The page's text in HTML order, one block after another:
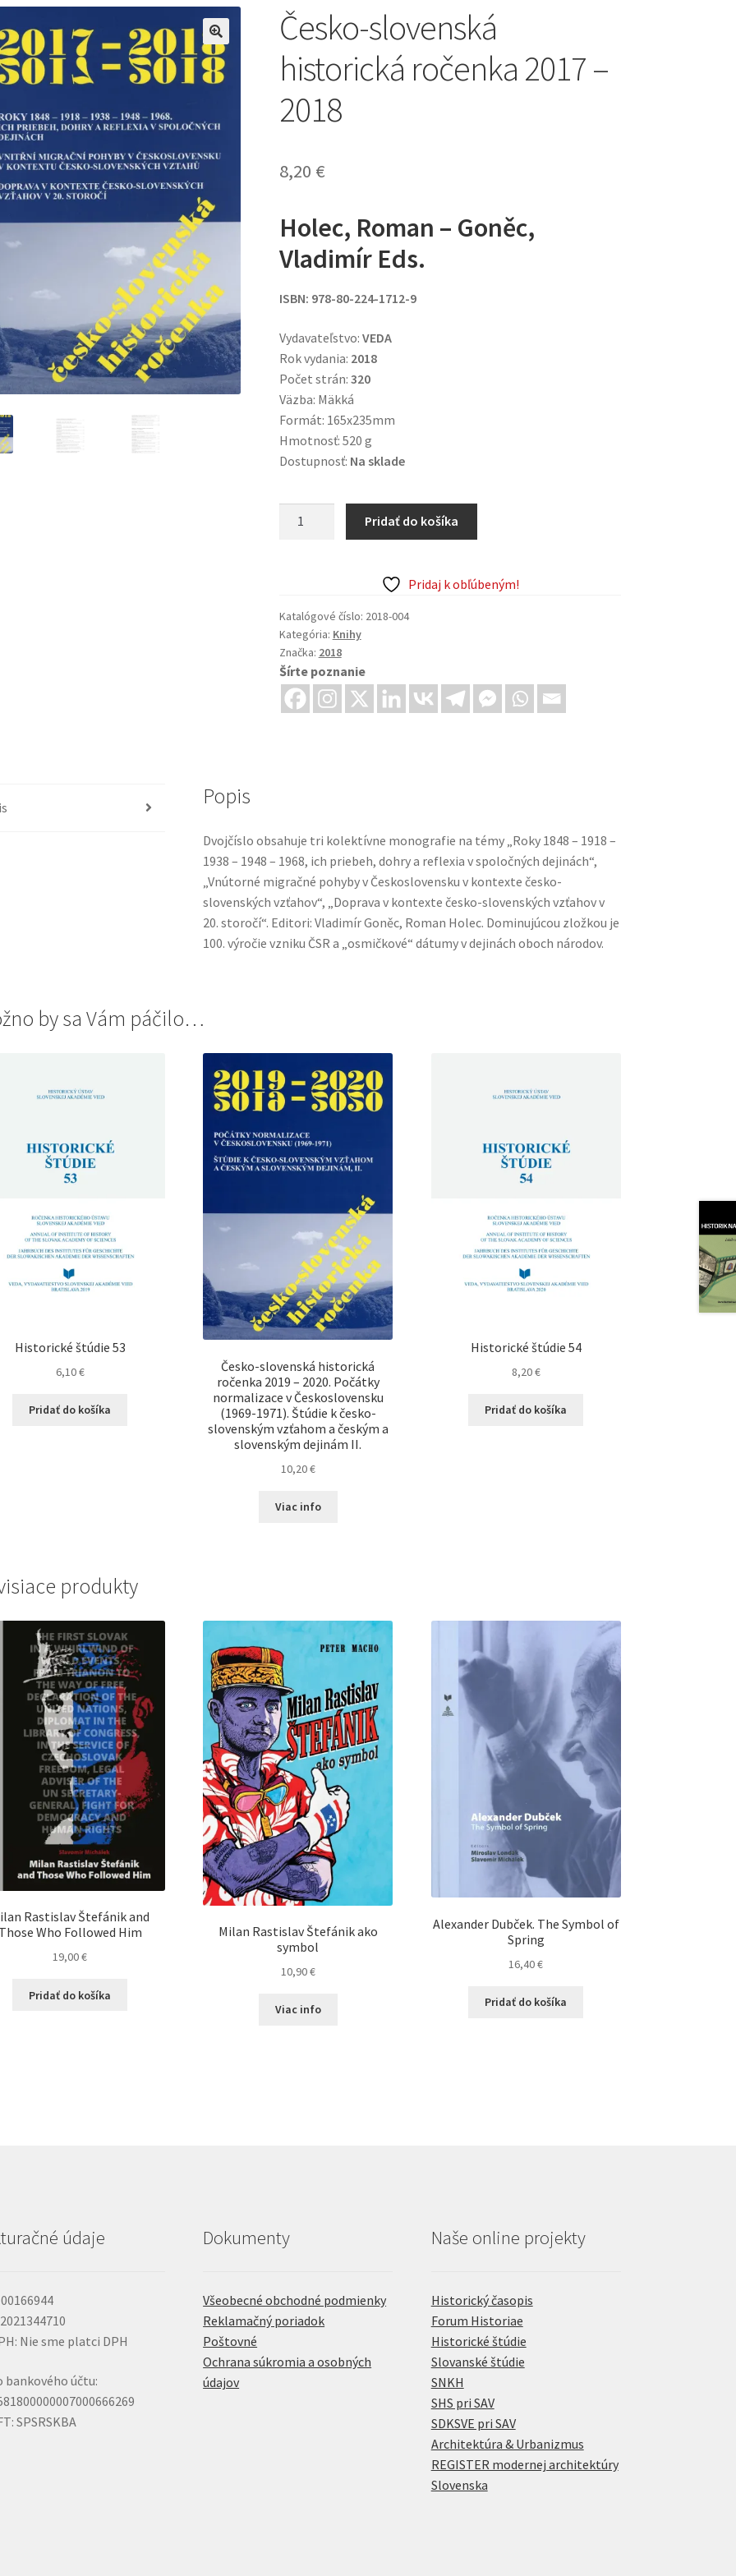
🔍
Česko-slovenská
historická ročenka 2017 –
2018
8,20 €
Holec, Roman – Goněc,
Vladimír Eds.
ISBN: 978-80-224-1712-9
Vydavateľstvo: VEDA
Rok vydania: 2018
Počet strán: 320
Väzba: Mäkká
Formát: 165x235mm
Hmotnosť: 520 g
Dostupnosť: Na sklade
2017
-
2018
Pridať do košíka
Pridaj k obľúbeným!
Katalógové číslo: 2018-004
Kategória: Knihy
Značka: 2018
Šírte poznanie
Popis
Dvojčíslo obsahuje tri kolektívne monografie na témy „Roky 1848 – 1918 –
1938 – 1948 – 1968, ich priebeh, dohry a reflexia v spoločných dejinách“,
„Vnútorné migračné pohyby v Československu v kontexte česko-
slovenských vzťahov“, „Doprava v kontexte česko-slovenských vzťahov v
20. storočí“. Editori: Vladimír Goněc, Roman Holec. Dominujúcou zložkou je
100. výročie vzniku ČSR a „osmičkové“ dátumy v dejinách oboch národov.
by sa Vám páčilo…
Historické štúdie 53
6,10€
Pridať do košíka
Česko-slovenská historická
ročenka 2019 – 2020. Počátky
normalizace v Československu
(1969-1971). Štúdie k česko-
slovenským vzťahom a českým a
slovenským dejinám II.
10,20€
Viac info
Historické štúdie 54
8,20€
Pridať do košíka
produkty
Rastislav Štefánik and
Who Followed Him
19,00€
Pridať do košíka
Milan Rastislav Štefánik ako
symbol
10,90€
Viac info
Alexander Dubček. The Symbol of
Spring
16,40€
Pridať do košíka
údaje
Nie sme platci DPH
bankového účtu:
SPSRSKBA
Dokumenty
Všeobecné obchodné podmienky
Reklamačný poriadok
Poštovné
Ochrana súkromia a osobných
údajov
Naše online projekty
Historický časopis
Forum Historiae
Historické štúdie
Slovanské štúdie
SNKH
SHS pri SAV
SDKSVE pri SAV
Architektúra & Urbanizmus
REGISTER modernej architektúry
Slovenska